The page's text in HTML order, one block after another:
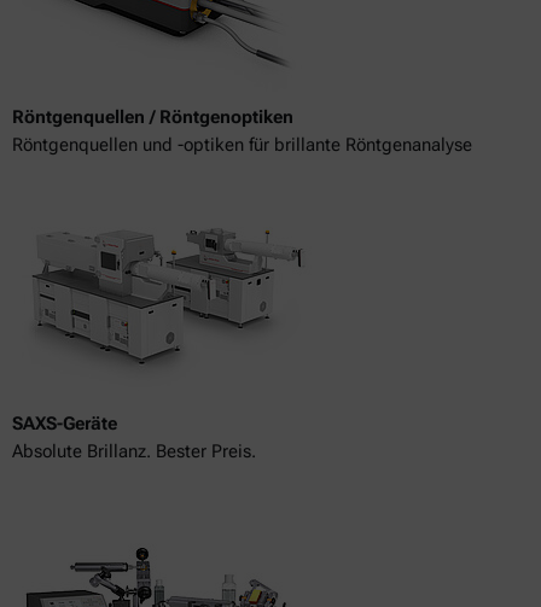
Röntgenquellen / Röntgenoptiken
Röntgenquellen und -optiken für brillante Röntgenanalyse
SAXS-Geräte
Absolute Brillanz. Bester Preis.